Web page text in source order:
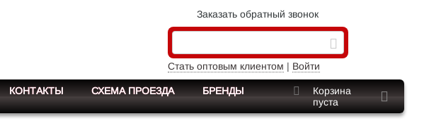
Заказать обратный звонок
Стать оптовым клиентом | Войти
КОНТАКТЫ СХЕМА ПРОЕЗДА БРЕНДЫ
Корзина
пуста